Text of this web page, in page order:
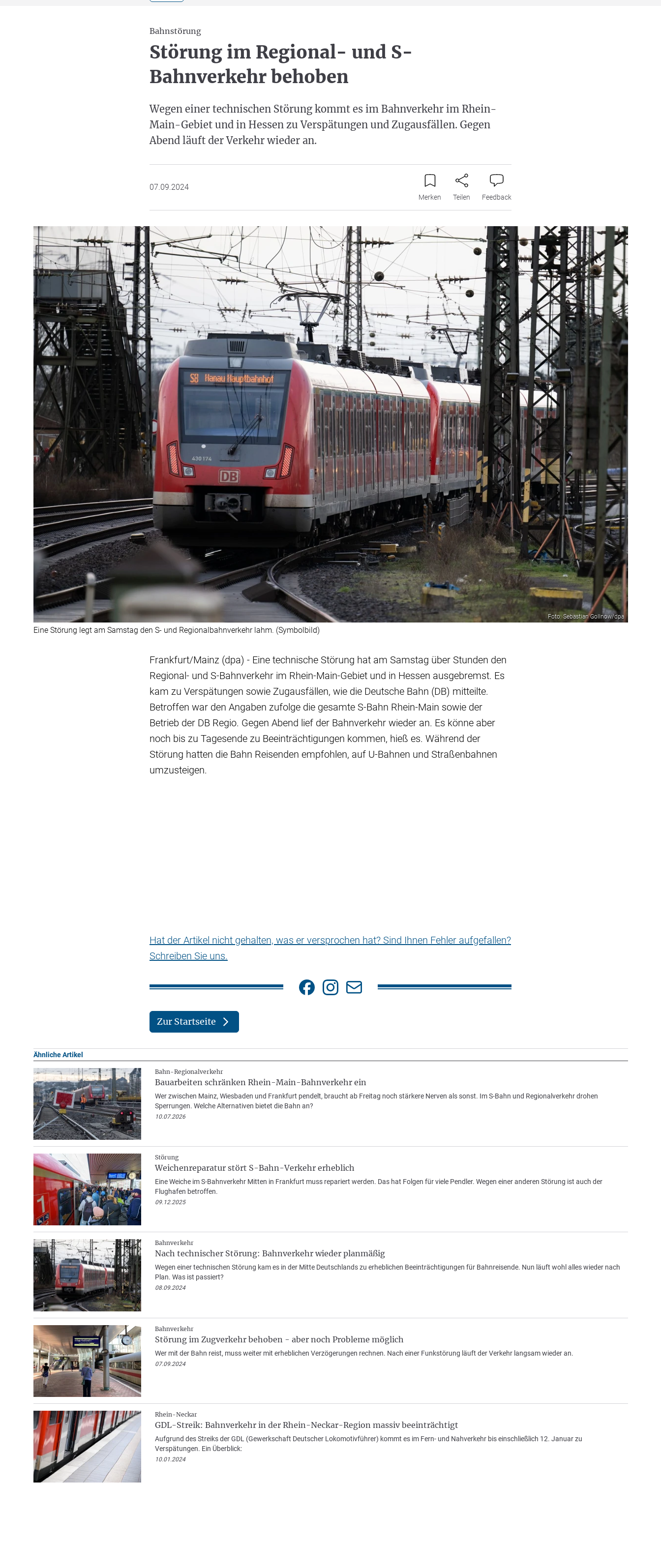
Bahnstörung
Störung im Regional- und S-
Bahnverkehr behoben
Wegen einer technischen Störung kommt es im Bahnverkehr im Rhein-
Main-Gebiet und in Hessen zu Verspätungen und Zugausfällen. Gegen
Abend läuft der Verkehr wieder an.
07.09.2024
Merken Teilen Feedback
Foto: Sebastian Gollnow/dpa
Eine Störung legt am Samstag den S- und Regionalbahnverkehr lahm. (Symbolbild)
Frankfurt/Mainz (dpa) - Eine technische Störung hat am Samstag über Stunden den
Regional- und S-Bahnverkehr im Rhein-Main-Gebiet und in Hessen ausgebremst. Es
kam zu Verspätungen sowie Zugausfällen, wie die Deutsche Bahn (DB) mitteilte.
Betroffen war den Angaben zufolge die gesamte S-Bahn Rhein-Main sowie der
Betrieb der DB Regio. Gegen Abend lief der Bahnverkehr wieder an. Es könne aber
noch bis zu Tagesende zu Beeinträchtigungen kommen, hieß es. Während der
Störung hatten die Bahn Reisenden empfohlen, auf U-Bahnen und Straßenbahnen
umzusteigen.
Hat der Artikel nicht gehalten, was er versprochen hat? Sind Ihnen Fehler aufgefallen?
Schreiben Sie uns.
Zur Startseite
Ähnliche Artikel
Bahn-Regionalverkehr
Bauarbeiten schränken Rhein-Main-Bahnverkehr ein
Wer zwischen Mainz, Wiesbaden und Frankfurt pendelt, braucht ab Freitag noch stärkere Nerven als sonst. Im S-Bahn und Regionalverkehr drohen
Sperrungen. Welche Alternativen bietet die Bahn an?
10.07.2026
Störung
Weichenreparatur stört S-Bahn-Verkehr erheblich
Eine Weiche im S-Bahnverkehr Mitten in Frankfurt muss repariert werden. Das hat Folgen für viele Pendler. Wegen einer anderen Störung ist auch der
Flughafen betroffen.
09.12.2025
Bahnverkehr
Nach technischer Störung: Bahnverkehr wieder planmäßig
Wegen einer technischen Störung kam es in der Mitte Deutschlands zu erheblichen Beeinträchtigungen für Bahnreisende. Nun läuft wohl alles wieder nach
Plan. Was ist passiert?
08.09.2024
Bahnverkehr
Störung im Zugverkehr behoben - aber noch Probleme möglich
Wer mit der Bahn reist, muss weiter mit erheblichen Verzögerungen rechnen. Nach einer Funkstörung läuft der Verkehr langsam wieder an.
07.09.2024
Rhein-Neckar
GDL-Streik: Bahnverkehr in der Rhein-Neckar-Region massiv beeinträchtigt
Aufgrund des Streiks der GDL (Gewerkschaft Deutscher Lokomotivführer) kommt es im Fern- und Nahverkehr bis einschließlich 12. Januar zu
Verspätungen. Ein Überblick:
10.01.2024